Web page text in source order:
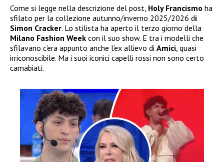
Come si legge nella descrizione del post, Holy Francismo ha
sfilato per la collezione autunno/inverno 2025/2026 di
Simon Cracker. Lo stilista ha aperto il terzo giorno della
Milano Fashion Week con il suo show. E tra i modelli che
sfilavano c’era appunto anche l’ex allievo di Amici, quasi
irriconoscibile. Ma i suoi iconici capelli rossi non sono certo
camabiati.